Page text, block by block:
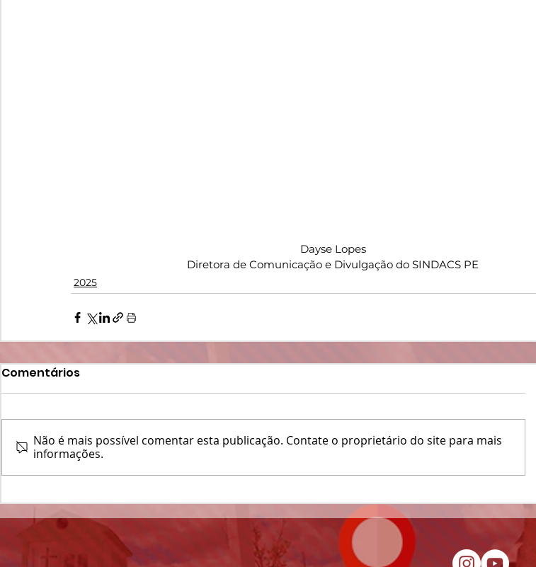
Dayse Lopes
Diretora de Comunicação e Divulgação do SINDACS PE
2025
Comentários
Não é mais possível comentar esta publicação. Contate o proprietário do site para mais
informações.